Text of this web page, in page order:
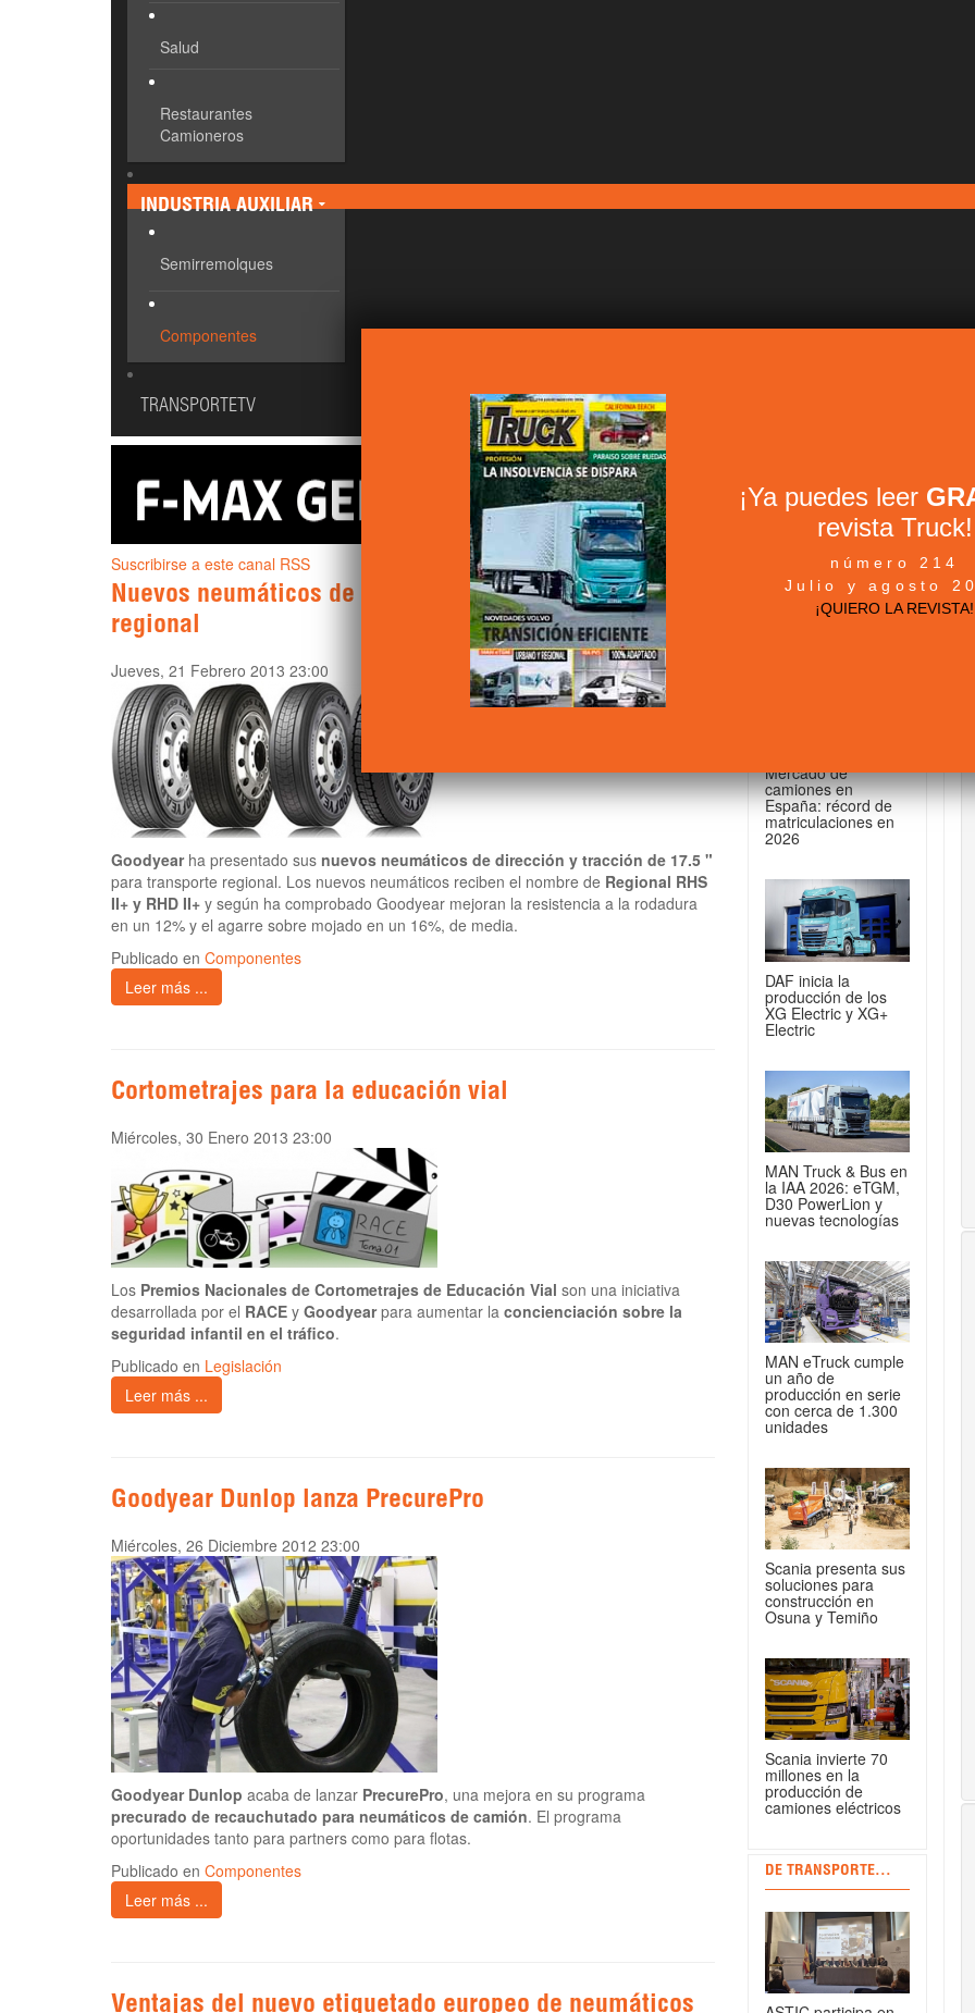
Salud
Restaurantes
Camioneros
INDUSTRIA AUXILIAR
Semirremolques
Componentes
TRANSPORTETV
Suscribirse a este canal RSS
Nuevos neumáticos de Goodyear para transporte
regional
Jueves, 21 Febrero 2013 23:00
Goodyearha presentado sus nuevos neumáticos de dirección y tracción de 17.5 "
para transporte regional. Los nuevos neumáticos reciben el nombre de Regional RHS
II+ y RHD II+ y según ha comprobado Goodyear mejoran la resistencia a la rodadura
en un 12% y el agarre sobre mojado en un 16%, de media.
Publicado en Componentes
Leer más ...
Cortometrajes para la educación vial
Miércoles, 30 Enero 2013 23:00
Los Premios Nacionales de Cortometrajes de Educación Vial son una iniciativa
desarrollada por el RACE y Goodyearpara aumentar la concienciación sobre la
seguridad infantil en el tráfico.
Publicado en Legislación
Leer más ...
Goodyear Dunlop lanza PrecurePro
Miércoles, 26 Diciembre 2012 23:00
Goodyear Dunlop acaba de lanzar PrecurePro, una mejora en su programa
precurado de recauchutado para neumáticos de camión. El programa
oportunidades tanto para partners como para flotas.
Publicado en Componentes
Leer más ...
Ventajas del nuevo etiquetado europeo de neumáticos
+ NOTICIAS...
Mercado de
camiones en
España: récord de
matriculaciones en
2026
DAF inicia la
producción de los
XG Electric y XG+
Electric
MAN Truck & Bus en
la IAA 2026: eTGM,
D30 PowerLion y
nuevas tecnologías
MAN eTruck cumple
un año de
producción en serie
con cerca de 1.300
unidades
Scania presenta sus
soluciones para
construcción en
Osuna y Temiño
Scania invierte 70
millones en la
producción de
camiones eléctricos
DE TRANSPORTE...
¡Ya puedes leer
revista Truck!
número 214
Julio y agosto
¡QUIERO LA REVISTA!